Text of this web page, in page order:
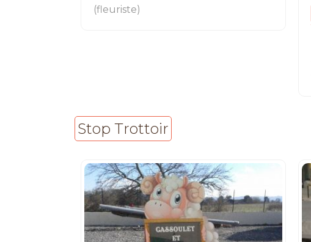
(fleuriste)
Stop Trottoir